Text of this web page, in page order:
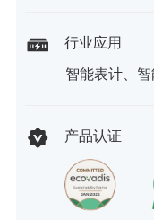
行业应用
智能表计、
产品认证